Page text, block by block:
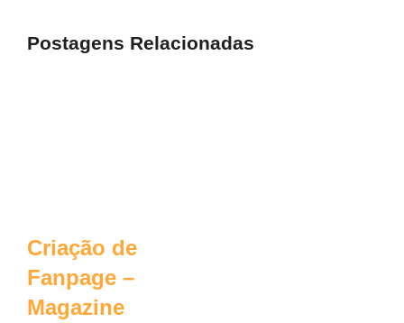
Postagens Relacionadas
Criação de
Fanpage –
Magazine